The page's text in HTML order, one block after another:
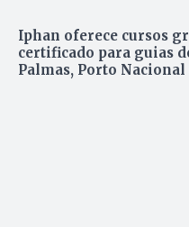
Iphan oferece cursos
certificado para guias
Palmas, Porto